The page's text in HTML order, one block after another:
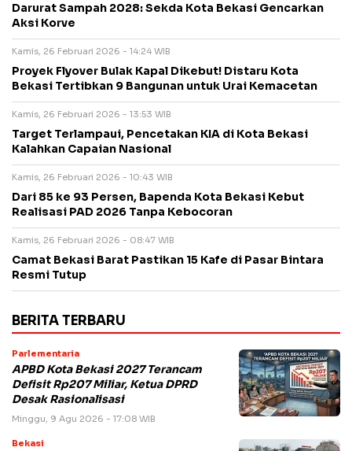
Darurat Sampah 2028: Sekda Kota Bekasi Gencarkan
Aksi Korve
Kamis, 26 Februari 2026 - 14:24 WIB
Proyek Flyover Bulak Kapal Dikebut! Distaru Kota
Bekasi Tertibkan 9 Bangunan untuk Urai Kemacetan
Kamis, 26 Februari 2026 - 13:53 WIB
Target Terlampaui, Pencetakan KIA di Kota Bekasi
Kalahkan Capaian Nasional
Kamis, 26 Februari 2026 - 10:43 WIB
Dari 85 ke 93 Persen, Bapenda Kota Bekasi Kebut
Realisasi PAD 2026 Tanpa Kebocoran
Kamis, 26 Februari 2026 - 08:47 WIB
Camat Bekasi Barat Pastikan 15 Kafe di Pasar Bintara
Resmi Tutup
BERITA TERBARU
Parlementaria
APBD Kota Bekasi 2027 Terancam
Defisit Rp207 Miliar, Ketua DPRD
Desak Rasionalisasi
Minggu, 9 Agu 2026 - 17:08 WIB
Bekasi